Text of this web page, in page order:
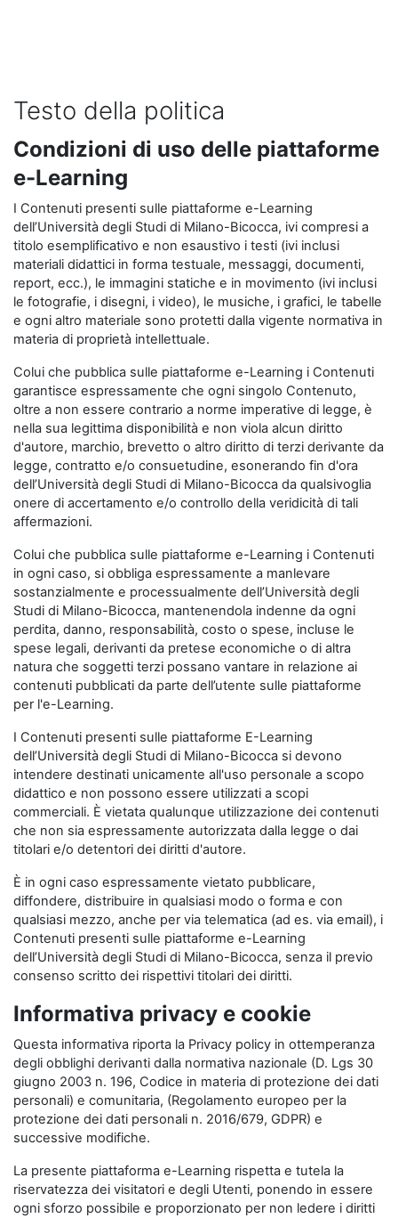
Testo della politica
Condizioni di uso delle piattaforme
e-Learning
I Contenuti presenti sulle piattaforme e-Learning
dell’Università degli Studi di Milano-Bicocca, ivi compresi a
titolo esemplificativo e non esaustivo i testi (ivi inclusi
materiali didattici in forma testuale, messaggi, documenti,
report, ecc.), le immagini statiche e in movimento (ivi inclusi
le fotografie, i disegni, i video), le musiche, i grafici, le tabelle
e ogni altro materiale sono protetti dalla vigente normativa in
materia di proprietà intellettuale.
Colui che pubblica sulle piattaforme e-Learning i Contenuti
garantisce espressamente che ogni singolo Contenuto,
oltre a non essere contrario a norme imperative di legge, è
nella sua legittima disponibilità e non viola alcun diritto
d'autore, marchio, brevetto o altro diritto di terzi derivante da
legge, contratto e/o consuetudine, esonerando fin d'ora
dell’Università degli Studi di Milano-Bicocca da qualsivoglia
onere di accertamento e/o controllo della veridicità di tali
affermazioni.
Colui che pubblica sulle piattaforme e-Learning i Contenuti
in ogni caso, si obbliga espressamente a manlevare
sostanzialmente e processualmente dell’Università degli
Studi di Milano-Bicocca, mantenendola indenne da ogni
perdita, danno, responsabilità, costo o spese, incluse le
spese legali, derivanti da pretese economiche o di altra
natura che soggetti terzi possano vantare in relazione ai
contenuti pubblicati da parte dell’utente sulle piattaforme
per l'e-Learning.
I Contenuti presenti sulle piattaforme E-Learning
dell’Università degli Studi di Milano-Bicocca si devono
intendere destinati unicamente all'uso personale a scopo
didattico e non possono essere utilizzati a scopi
commerciali. È vietata qualunque utilizzazione dei contenuti
che non sia espressamente autorizzata dalla legge o dai
titolari e/o detentori dei diritti d'autore.
È in ogni caso espressamente vietato pubblicare,
diffondere, distribuire in qualsiasi modo o forma e con
qualsiasi mezzo, anche per via telematica (ad es. via email), i
Contenuti presenti sulle piattaforme e-Learning
dell’Università degli Studi di Milano-Bicocca, senza il previo
consenso scritto dei rispettivi titolari dei diritti.
Informativa privacy e cookie
Questa informativa riporta la Privacy policy in ottemperanza
degli obblighi derivanti dalla normativa nazionale (D. Lgs 30
giugno 2003 n. 196, Codice in materia di protezione dei dati
personali) e comunitaria, (Regolamento europeo per la
protezione dei dati personali n. 2016/679, GDPR) e
successive modifiche.
La presente piattaforma e-Learning rispetta e tutela la
riservatezza dei visitatori e degli Utenti, ponendo in essere
ogni sforzo possibile e proporzionato per non ledere i diritti